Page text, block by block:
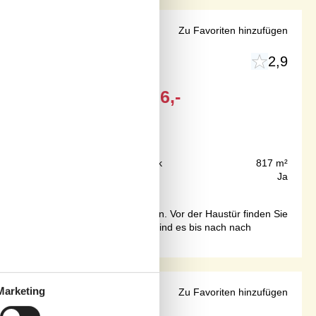
2,9
306,-
Grundstück
817 m²
Ja
Stenodden finden. Vor der Haustür finden Sie
Jahr geöffnet haben. 16 km sind es bis nach nach
Zu Favoriten hinzufügen
Zu Favoriten hinzufügen